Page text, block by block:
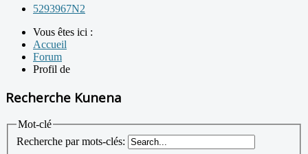
5293967N2
Vous êtes ici :
Accueil
Forum
Profil de
Recherche Kunena
Mot-clé
Recherche par mots-clés: